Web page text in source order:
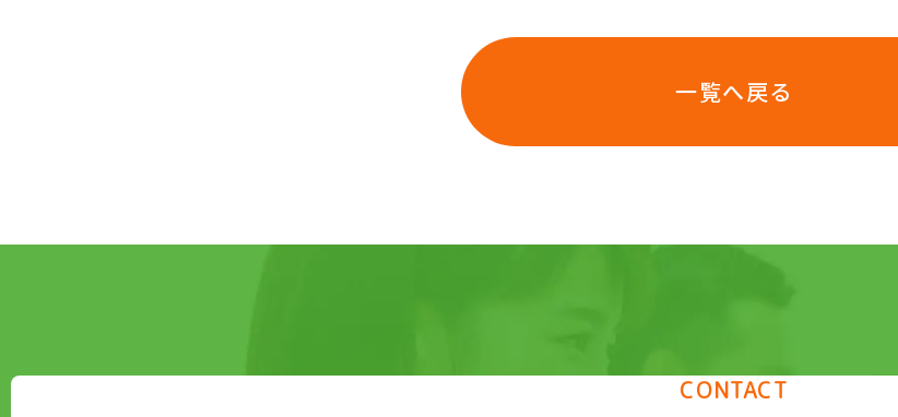
一覧へ戻る
CONTACT